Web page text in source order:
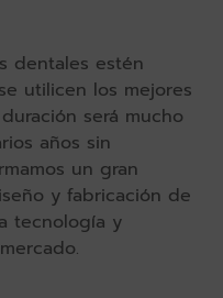
dentales estén
utilicen los mejores
será mucho
años sin
un gran
y fabricación de
tecnología y